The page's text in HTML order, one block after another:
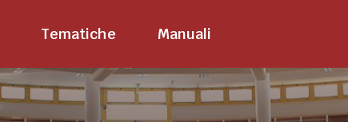
Tematiche Manuali